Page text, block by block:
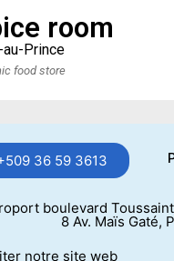
room
Prince
food store
36 59 3613
boulevard
8 Av. Maïs Gaté,
notre site web